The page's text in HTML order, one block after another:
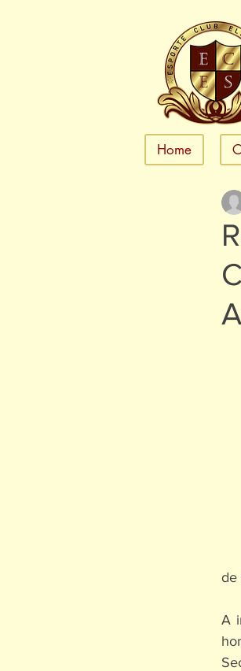
Home
de
A